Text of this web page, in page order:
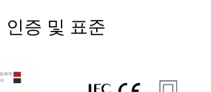
인증 및 표준